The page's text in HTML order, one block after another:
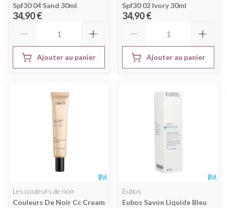
Spf30 04 Sand 30ml
34,90 €
Ajouter au panier
Spf30 02 Ivory 30ml
34,90 €
Ajouter au panier
Les couleurs de noir
Couleurs De Noir Cc Cream
Eubos
Eubos Savon Liquide Bleu